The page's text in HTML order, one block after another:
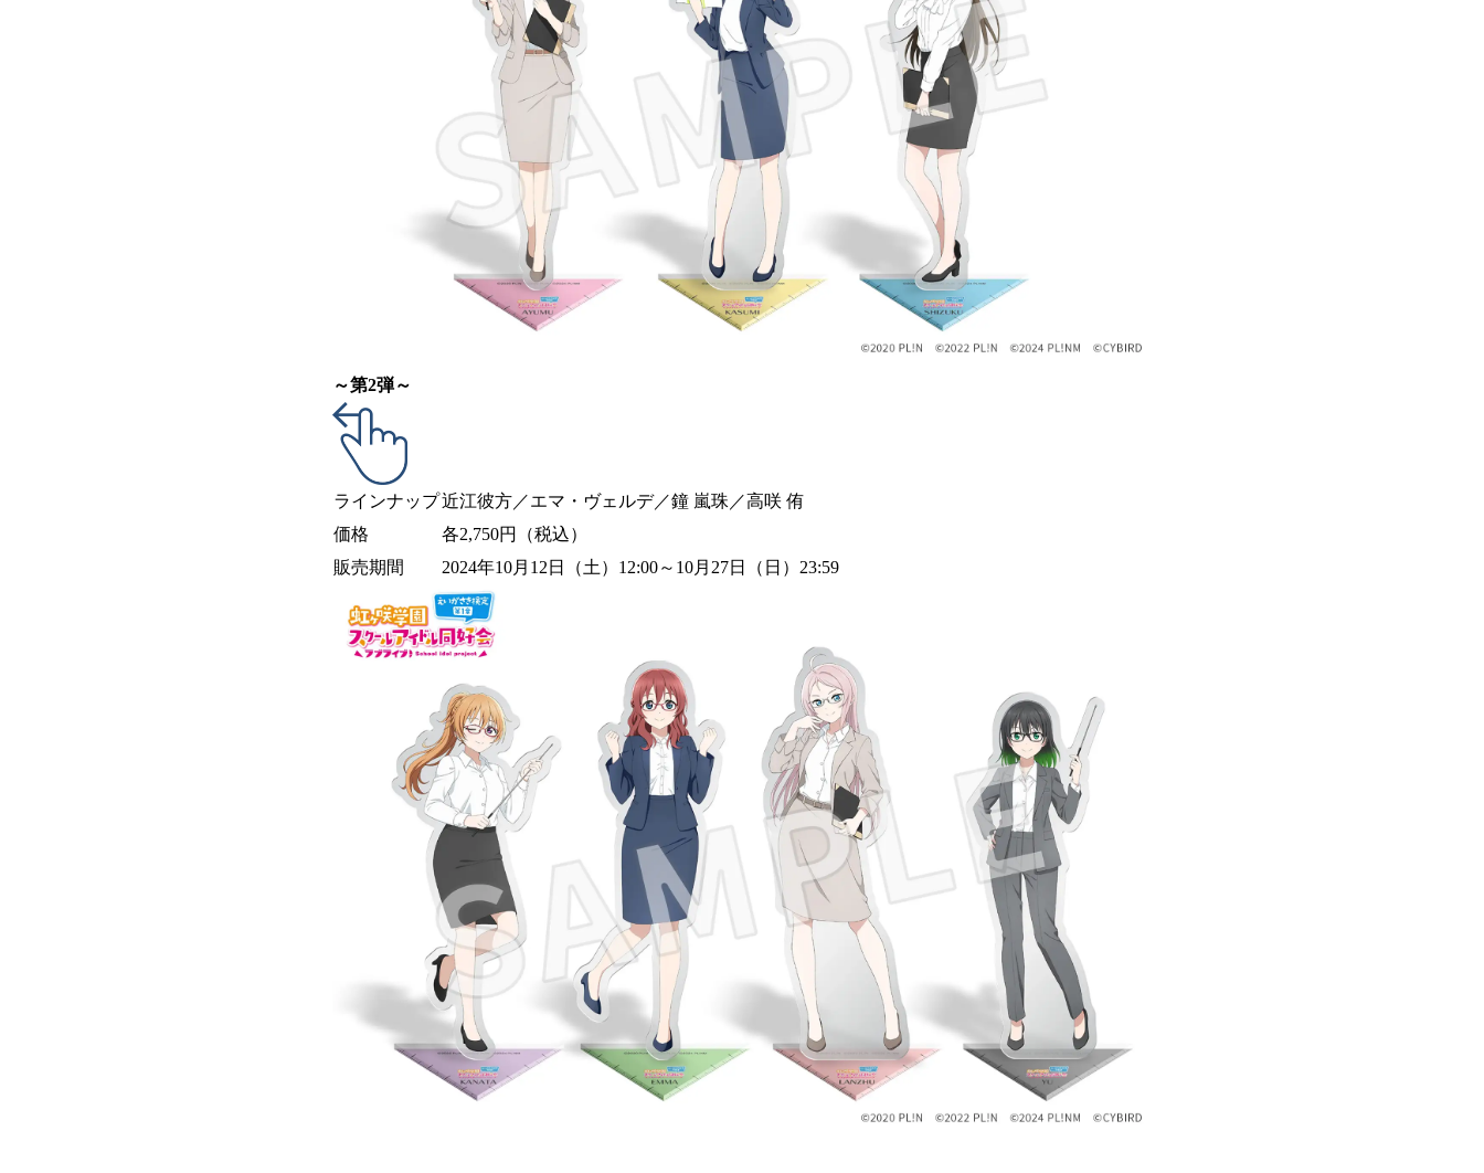
～第2弾～
ラインナップ近江彼方／エマ・ヴェルデ／鐘 嵐珠／高咲 侑
価格
各2,750円（税込）
販売期間
2024年10月12日（土）12:00～10月27日（日）23:59